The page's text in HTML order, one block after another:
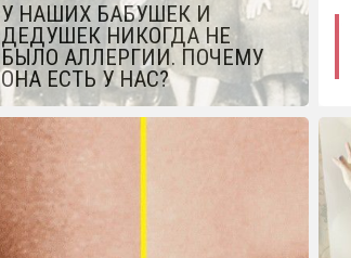
У НАШИХ БАБУШЕК И
ДЕДУШЕК НИКОГДА НЕ
БЫЛО АЛЛЕРГИИ. ПОЧЕМУ
ОНА ЕСТЬ У НАС?